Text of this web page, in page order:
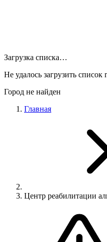
Загрузка списка…
Не удалось загрузить
Город не найден
Главная
Центр реабилитации